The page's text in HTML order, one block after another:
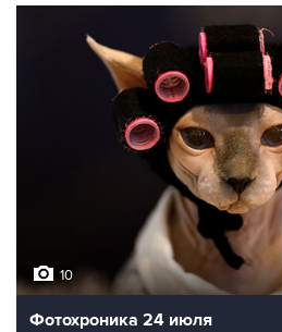
10
Фотохроника 24 июля